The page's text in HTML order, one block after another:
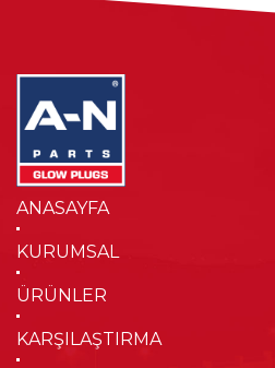
ANASAYFA
KURUMSAL
ÜRÜNLER
KARŞILAŞTIRMA